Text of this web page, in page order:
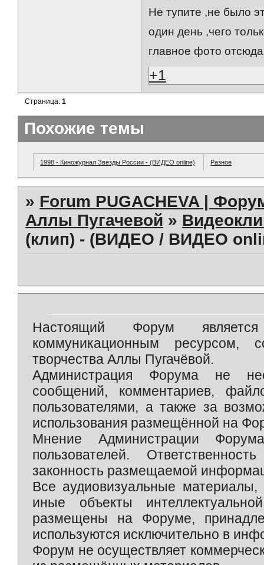
Не тупите ,не было
один день ,чего
главное фото
+1
Страница:1
Похожие темы
1998 - Киножурнал Звезды России - (ВИДЕО online) Разное
» Forum PUGACHEVA |
Аллы Пугачевой »
(клип) - (ВИДЕО / ВИДЕО
Настоящий Форум является
коммуникационным ресурсом,
творчества Аллы Пугачёвой.
Администрация Форума не
сообщений, комментариев,
пользователями, а также за
использования размещённой на
Мнение Администрации
пользователей.
законность размещаемой
Все аудиовизуальные
иные объекты
размещены на Форуме,
используются исключительно в
Форум не осуществляет